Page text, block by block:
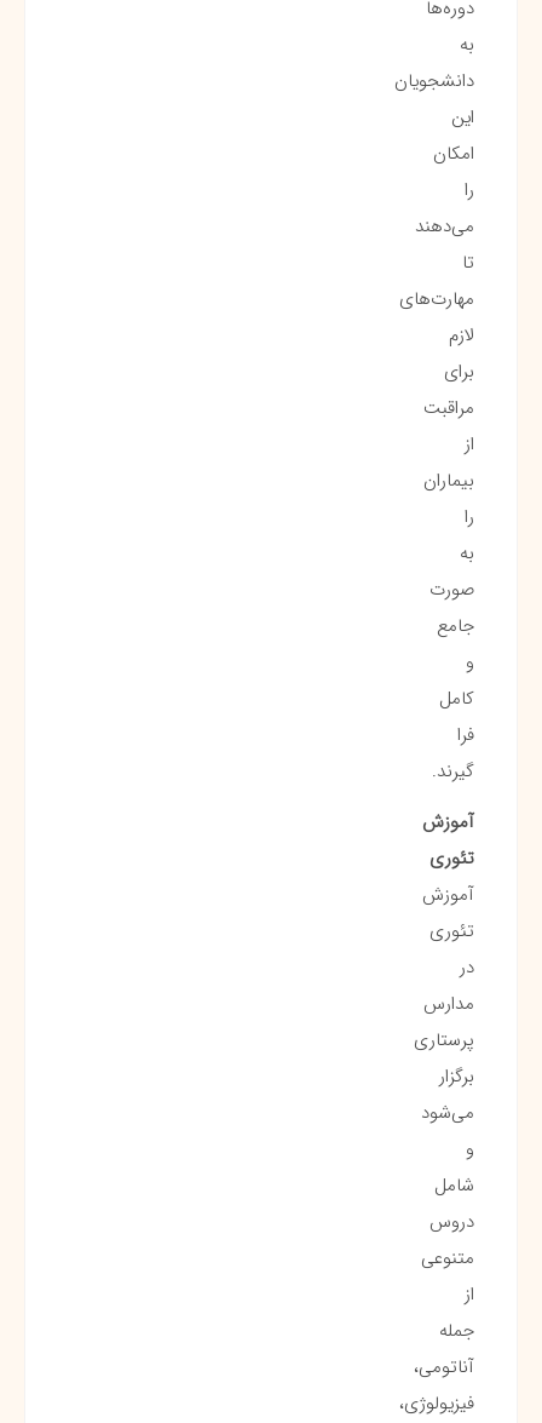
دوره‌ها
به
دانشجویان
این
امکان
را
می‌دهند
تا
مهارت‌های
لازم
برای
مراقبت
از
بیماران
را
به
صورت
جامع
و
کامل
فرا
گیرند.
آموزش
تئوری
آموزش
تئوری
در
مدارس
پرستاری
برگزار
می‌شود
و
شامل
دروس
متنوعی
از
جمله
آناتومی،
فیزیولوژی،